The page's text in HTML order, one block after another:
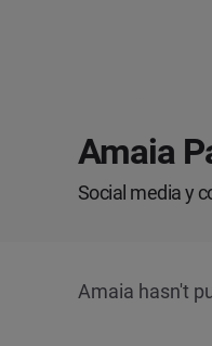
Amaia
Social media y
Amaia hasn't